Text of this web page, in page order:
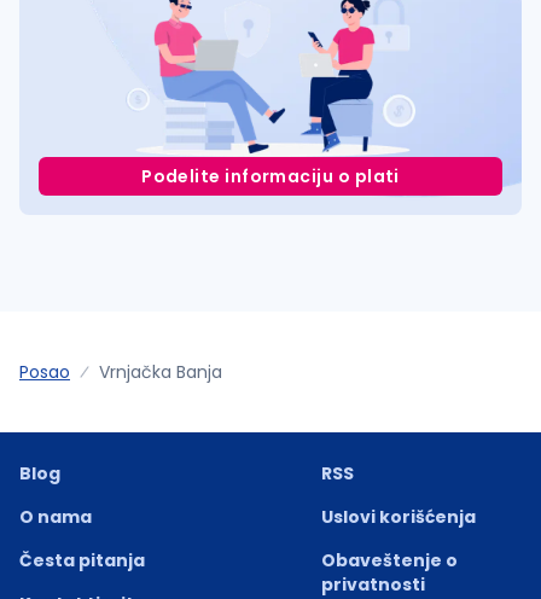
Podelite informaciju o plati
Posao Vrnjačka Banja
Blog
O nama
Česta pitanja
RSS
Uslovi korišćenja
Obaveštenje o
privatnosti